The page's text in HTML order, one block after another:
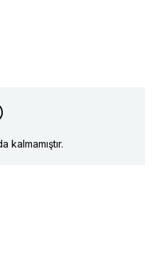
kalmamıştır.